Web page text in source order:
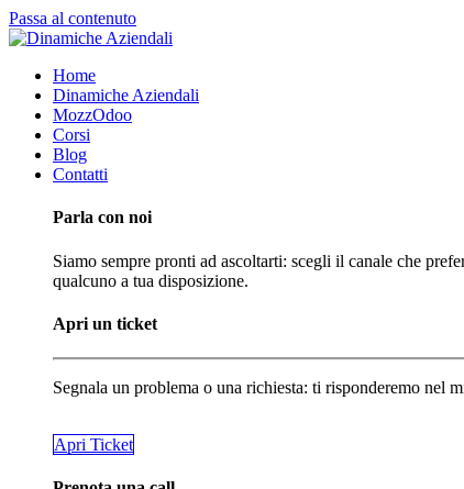
Passa al contenuto
Home
Dinamiche Aziendali
MozzOdoo
Corsi
Blog
Contatti
Parla con noi
Siamo sempre pronti ad ascoltarti: scegli il canale che
qualcuno a tua disposizione.
Apri un ticket
Segnala un problema o una richiesta: ti risponderemo nel
​​​​Apri Ticket